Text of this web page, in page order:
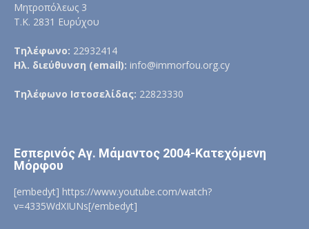
Μητροπόλεως 3
Τ.Κ. 2831 Ευρύχου
Τηλέφωνο: 22932414
Ηλ. διεύθυνση (email): info@immorfou.org.cy
Τηλέφωνο Ιστοσελίδας: 22823330
Εσπερινός Αγ. Μάμαντος 2004-Κατεχόμενη
Μόρφου
[embedyt] https://www.youtube.com/watch?
v=4335WdXIUNs[/embedyt]